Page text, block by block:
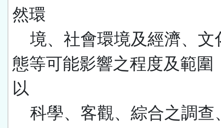
然環
境、社會環境及經濟、文
態等可能影響之程度及範圍
以
科學、客觀、綜合之調查